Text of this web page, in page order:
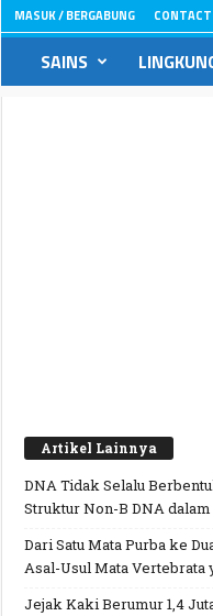
MASUK / BERGABUNG CONTACT
ikons.id
SAINS
Artikel Lainnya
DNA Tidak Selalu
Struktur Non-B DNA
Dari Satu Mata Purba ke
Asal-Usul Mata Vertebrata
Jejak Kaki Berumur 1,4